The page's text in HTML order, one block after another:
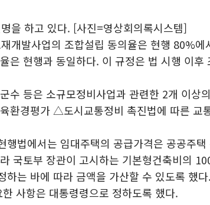
을 하고 있다. [사진=영상회의록시스템]
개발사업의 조합설립 동의율은 현행 80%
은 현행과 동일하다. 이 규정은 법 시행 이
수 등은 소규모정비사업과 관련한 2개 이
환경평가 △도시교통정비 촉진법에 따른
행법에서는 임대주택의 공급가격은 공공주
국토부 장관이 고시하는 기본형건축비의
하는 바에 따라 금액을 가산할 수 있도록 했
사항은 대통령령으로 정하도록 했다.